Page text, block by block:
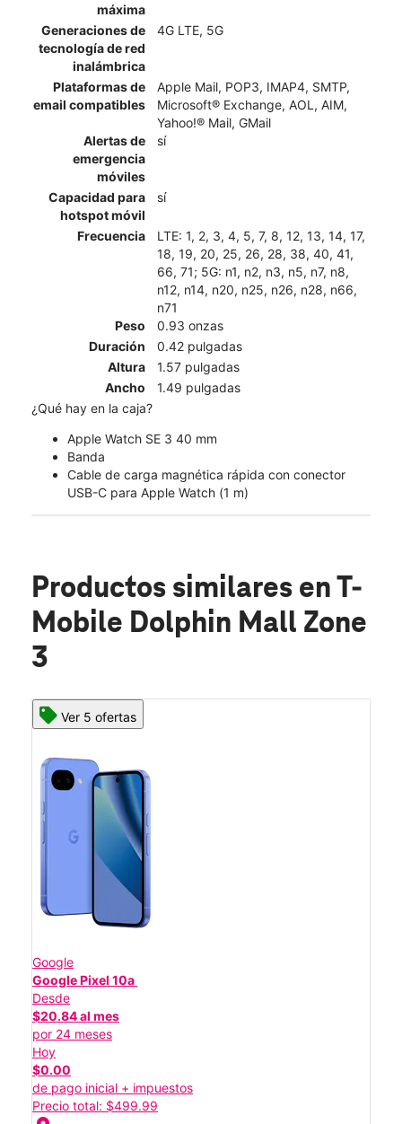
máxima
Generaciones de
tecnología de red
inalámbrica
4G LTE, 5G
Plataformas de
email compatibles
Apple Mail, POP3, IMAP4, SMTP,
Microsoft® Exchange, AOL, AIM,
Yahoo!® Mail, GMail
Alertas de
emergencia
móviles
sí
Capacidad para
hotspot móvil
sí
Frecuencia
LTE: 1, 2, 3, 4, 5, 7, 8, 12, 13, 14, 17,
18, 19, 20, 25, 26, 28, 38, 40, 41,
66, 71; 5G: n1, n2, n3, n5, n7, n8,
n12, n14, n20, n25, n26, n28, n66,
n71
Peso
0.93 onzas
Duración
0.42 pulgadas
Altura
1.57 pulgadas
Ancho
1.49 pulgadas
¿Qué hay en la caja?
Apple Watch SE 3 40 mm
Banda
Cable de carga magnética rápida con conector
USB-C para Apple Watch (1 m)
Productos similares en T-
Mobile Dolphin Mall Zone
3
Ver 5 ofertas
Google
Google Pixel 10a
Desde
$20.84 al mes
por 24 meses
Hoy
$0.00
de pago inicial + impuestos
Precio total: $499.99